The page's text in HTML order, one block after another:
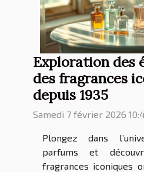
Exploration des
des fragrances
depuis 1935
Samedi 7 février 2026
Plongez dans
parfums et
fragrances iconiques